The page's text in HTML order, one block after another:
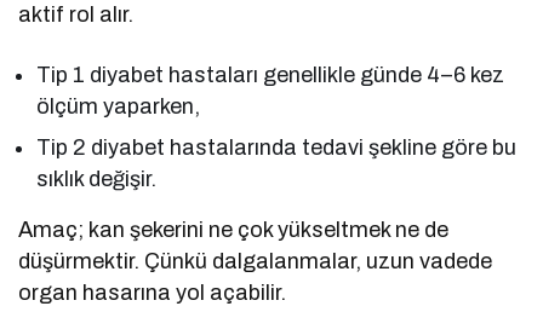
aktif rol alır.
Tip 1 diyabet hastaları genellikle günde 4–6 kez
ölçüm yaparken,
Tip 2 diyabet hastalarında tedavi şekline göre bu
sıklık değişir.
Amaç; kan şekerini ne çok yükseltmek ne de
düşürmektir. Çünkü dalgalanmalar, uzun vadede
organ hasarına yol açabilir.